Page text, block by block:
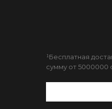
¹Бесплатная
сумму от 5000000